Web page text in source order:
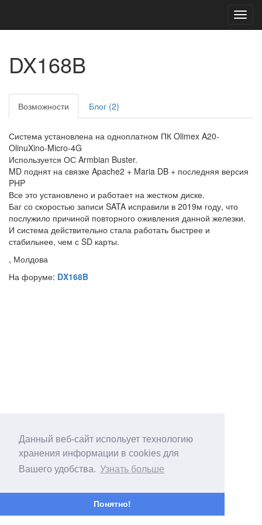
Данный веб-сайт испольует технологию
хранения информации в cookies для
Вашего удобства. Узнать больше
Понятно!
DX168B
Возможности Блог (2)
Система установлена на одноплатном ПК Olimex A20-
OlinuXino-Micro-4G
Используется ОС Armbian Buster.
MD поднят на связке Apache2 + Maria DB + последняя версия
PHP
Все это установлено и работает на жестком диске.
Баг со скоростью записи SATA исправили в 2019м году, что
послужило причиной повторного оживления данной железки.
И система действительно стала работать быстрее и
стабильнее, чем с SD карты.
, Молдова
На форуме: DX168B